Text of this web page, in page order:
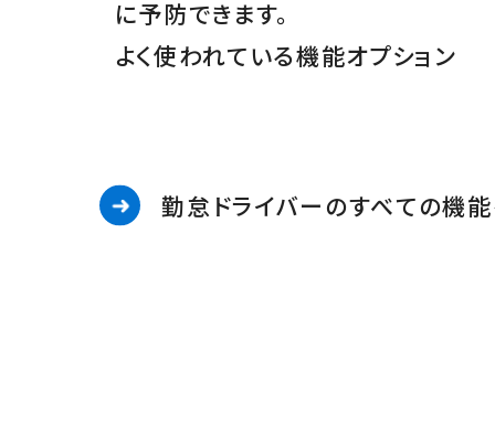
に予防できます。
よく使われている機能オプション
勤怠ドライバーのすべての機